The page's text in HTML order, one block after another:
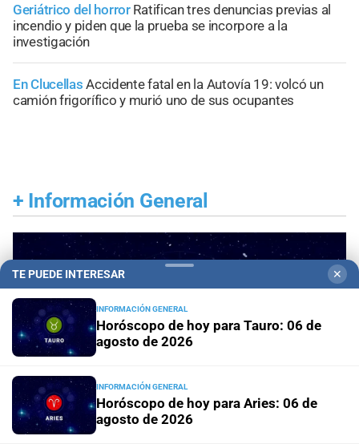
Geriátrico del horror Ratifican tres denuncias previas al
incendio y piden que la prueba se incorpore a la
investigación
En Clucellas Accidente fatal en la Autovía 19: volcó un
camión frigorífico y murió uno de sus ocupantes
+ Información General
TE PUEDE INTERESAR ✕
INFORMACIÓN GENERAL
Horóscopo de hoy para Tauro: 06 de
agosto de 2026
INFORMACIÓN GENERAL
Horóscopo de hoy para Aries: 06 de
agosto de 2026